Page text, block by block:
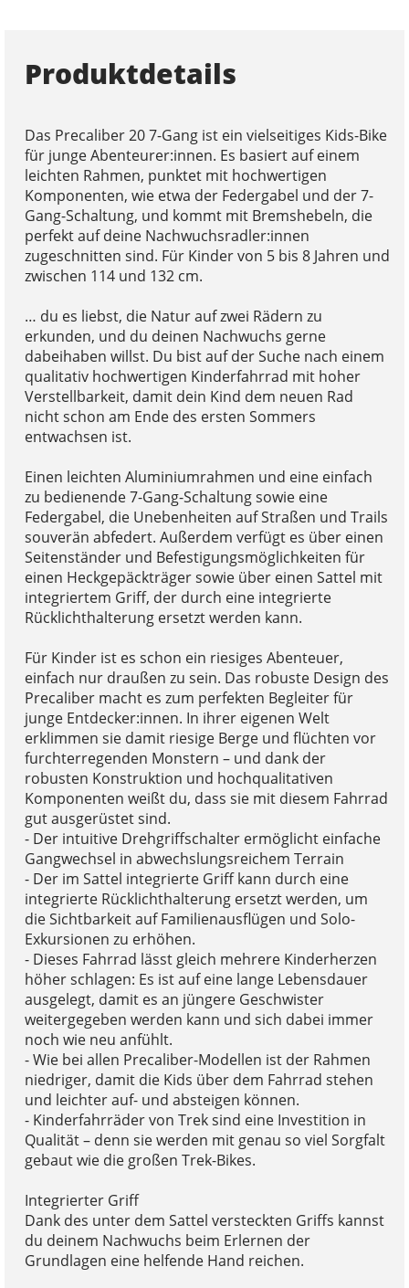
Produktdetails
Das Precaliber 20 7-Gang ist ein vielseitiges Kids-Bike
für junge Abenteurer:innen. Es basiert auf einem
leichten Rahmen, punktet mit hochwertigen
Komponenten, wie etwa der Federgabel und der 7-
Gang-Schaltung, und kommt mit Bremshebeln, die
perfekt auf deine Nachwuchsradler:innen
zugeschnitten sind. Für Kinder von 5 bis 8 Jahren und
zwischen 114 und 132 cm.
… du es liebst, die Natur auf zwei Rädern zu
erkunden, und du deinen Nachwuchs gerne
dabeihaben willst. Du bist auf der Suche nach einem
qualitativ hochwertigen Kinderfahrrad mit hoher
Verstellbarkeit, damit dein Kind dem neuen Rad
nicht schon am Ende des ersten Sommers
entwachsen ist.
Einen leichten Aluminiumrahmen und eine einfach
zu bedienende 7-Gang-Schaltung sowie eine
Federgabel, die Unebenheiten auf Straßen und Trails
souverän abfedert. Außerdem verfügt es über einen
Seitenständer und Befestigungsmöglichkeiten für
einen Heckgepäckträger sowie über einen Sattel mit
integriertem Griff, der durch eine integrierte
Rücklichthalterung ersetzt werden kann.
Für Kinder ist es schon ein riesiges Abenteuer,
einfach nur draußen zu sein. Das robuste Design des
Precaliber macht es zum perfekten Begleiter für
junge Entdecker:innen. In ihrer eigenen Welt
erklimmen sie damit riesige Berge und flüchten vor
furchterregenden Monstern – und dank der
robusten Konstruktion und hochqualitativen
Komponenten weißt du, dass sie mit diesem Fahrrad
gut ausgerüstet sind.
- Der intuitive Drehgriffschalter ermöglicht einfache
Gangwechsel in abwechslungsreichem Terrain
- Der im Sattel integrierte Griff kann durch eine
integrierte Rücklichthalterung ersetzt werden, um
die Sichtbarkeit auf Familienausflügen und Solo-
Exkursionen zu erhöhen.
- Dieses Fahrrad lässt gleich mehrere Kinderherzen
höher schlagen: Es ist auf eine lange Lebensdauer
ausgelegt, damit es an jüngere Geschwister
weitergegeben werden kann und sich dabei immer
noch wie neu anfühlt.
- Wie bei allen Precaliber-Modellen ist der Rahmen
niedriger, damit die Kids über dem Fahrrad stehen
und leichter auf- und absteigen können.
- Kinderfahrräder von Trek sind eine Investition in
Qualität – denn sie werden mit genau so viel Sorgfalt
gebaut wie die großen Trek-Bikes.
Integrierter Griff
Dank des unter dem Sattel versteckten Griffs kannst
du deinem Nachwuchs beim Erlernen der
Grundlagen eine helfende Hand reichen.